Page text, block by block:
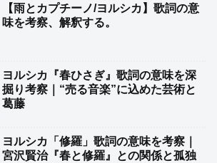
【雨とカプチーノ/ヨルシカ】歌詞の意
味を考察、解釈する。
ヨルシカ『春ひさぎ』歌詞の意味を深
掘り考察｜“売る音楽”に込めた芸術と
葛藤
ヨルシカ「修羅」歌詞の意味を考察｜
宮沢賢治『春と修羅』との関係と孤独